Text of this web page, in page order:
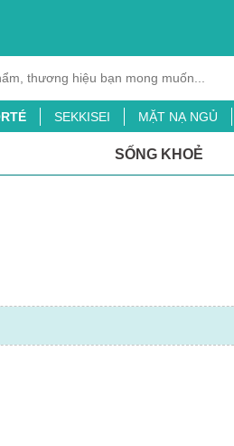
SEKKISEI MẶT NẠ NGỦ
BỘT LÁ ĐẠI MẠCH
SỐNG KHOẺ